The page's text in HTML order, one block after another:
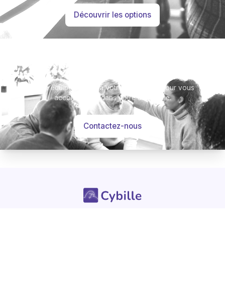
Hommages Mémorial
Découvrir les options
Notre équipe se tient à votre disposition pour vous
accompagner dans votre démarche.
Contactez-nous